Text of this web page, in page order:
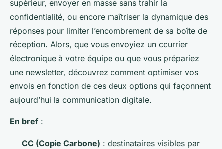
supérieur, envoyer en masse sans trahir la
confidentialité, ou encore maîtriser la dynamique des
réponses pour limiter l’encombrement de sa boîte de
réception. Alors, que vous envoyiez un courrier
électronique à votre équipe ou que vous prépariez
une newsletter, découvrez comment optimiser vos
envois en fonction de ces deux options qui façonnent
aujourd’hui la communication digitale.
En bref :
CC (Copie Carbone) : destinataires visibles par